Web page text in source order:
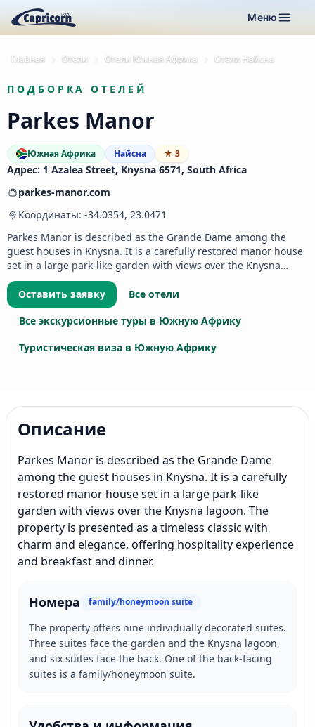
Меню
Главная Отели Отели Южная Африка Отели Найсна
ПОДБОРКА ОТЕЛЕЙ
Parkes Manor
Южная Африка Найсна ★ 3
Адрес: 1 Azalea Street, Knysna 6571, South Africa
parkes-manor.com
Координаты: -34.0354, 23.0471
Parkes Manor is described as the Grande Dame among the
guest houses in Knysna. It is a carefully restored manor house
set in a large park-like garden with views over the Knysna…
Оставить заявку
Все отели
Все экскурсионные туры в Южную Африку
Туристическая виза в Южную Африку
Описание
Parkes Manor is described as the Grande Dame
among the guest houses in Knysna. It is a carefully
restored manor house set in a large park-like
garden with views over the Knysna lagoon. The
property is presented as a timeless classic with
charm and elegance, offering hospitality experience
and breakfast and dinner.
Номера family/honeymoon suite
The property offers nine individually decorated suites.
Three suites face the garden and the Knysna lagoon,
and six suites face the back. One of the back-facing
suites is a family/honeymoon suite.